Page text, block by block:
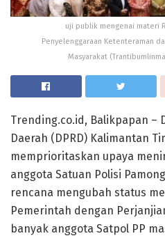
uji publik mengenai materi
Penyelenggaraan Ketenteraman
Masyarakat
Trending.co.id, Balikpapan –
Daerah (DPRD) Kalimantan
memprioritaskan upaya
anggota Satuan Polisi
rencana mengubah status
Pemerintah dengan
banyak anggota Satpol PP